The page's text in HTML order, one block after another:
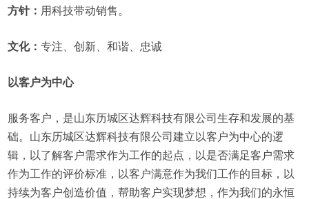
方针： 用科技带动销售。
文化：专注、创新、和谐、忠诚
以客户为中心
服务客户，是山东历城区达辉科技有限公司生存和发展的基
础。山东历城区达辉科技有限公司建立以客户为中心的逻
辑，以了解客户需求作为工作的起点，以是否满足客户需求
作为工作的评价标准，以客户满意作为我们工作的目标，以
持续为客户创造价值，帮助客户实现梦想，作为我们的永恒